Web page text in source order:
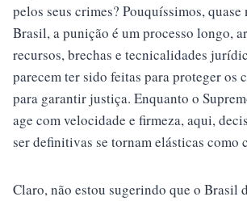
pelos seus crimes? Pouquíssimos, quase
Brasil, a punição é um processo longo,
recursos, brechas e tecnicalidades
parecem ter sido feitas para proteger os
para garantir justiça. Enquanto o
age com velocidade e firmeza, aqui,
ser definitivas se tornam elásticas como
Claro, não estou sugerindo que o Brasil